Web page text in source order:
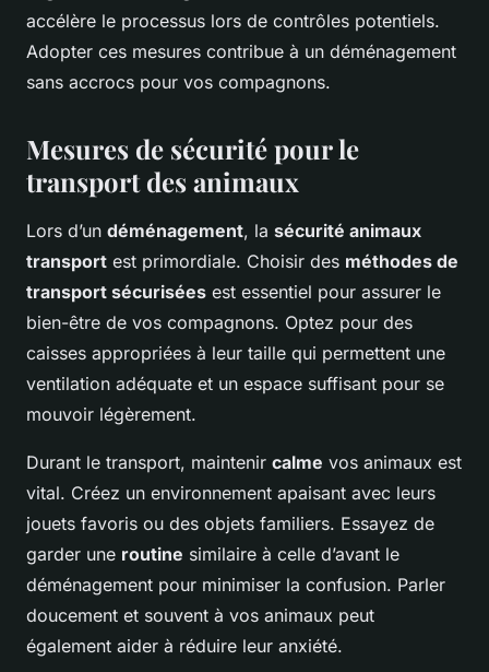
accélère le processus lors de contrôles potentiels.
Adopter ces mesures contribue à un déménagement
sans accrocs pour vos compagnons.
Mesures de sécurité pour le
transport des animaux
Lors d’un déménagement, la sécurité animaux
transport est primordiale. Choisir des méthodes de
transport sécurisées est essentiel pour assurer le
bien-être de vos compagnons. Optez pour des
caisses appropriées à leur taille qui permettent une
ventilation adéquate et un espace suffisant pour se
mouvoir légèrement.
Durant le transport, maintenir calme vos animaux est
vital. Créez un environnement apaisant avec leurs
jouets favoris ou des objets familiers. Essayez de
garder une routine similaire à celle d’avant le
déménagement pour minimiser la confusion. Parler
doucement et souvent à vos animaux peut
également aider à réduire leur anxiété.